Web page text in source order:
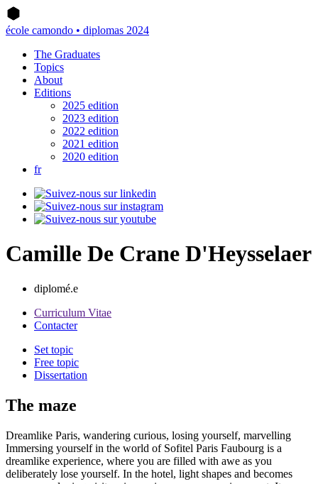
école camondo • diplomas 2024
The Graduates
Topics
About
Editions
2025 edition
2023 edition
2022 edition
2021 edition
2020 edition
fr
Camille De Crane D'Heysselaer
diplomé.e
Curriculum Vitae
Contacter
Set topic
Free topic
Dissertation
The maze
Dreamlike Paris, wandering curious, losing yourself, marvelling
Immersing yourself in the world of Sofitel Paris Faubourg is a
dreamlike experience, where you are filled with awe as you
deliberately lose yourself. In the hotel, light shapes and becomes